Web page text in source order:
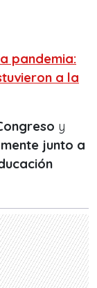
pandemia:
a la
y
junto a